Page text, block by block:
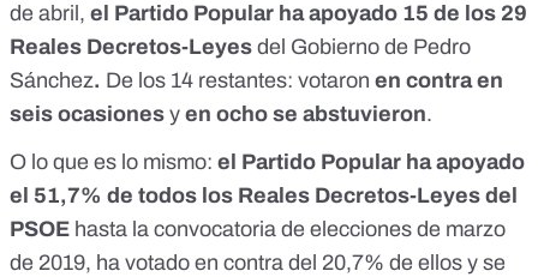
de abril, el Partido Popular ha apoyado 15 de los 29
Reales Decretos-Leyes del Gobierno de Pedro
Sánchez. De los 14 restantes: votaron en contra en
seis ocasiones y en ocho se abstuvieron.
O lo que es lo mismo: el Partido Popular ha apoyado
el 51,7% de todos los Reales Decretos-Leyes del
PSOE hasta la convocatoria de elecciones de marzo
de 2019, ha votado en contra del 20,7% de ellos y se